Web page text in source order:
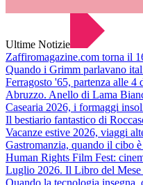
Ultime Notizie
Zaffiromagazine.com torna il
Quando i Grimm parlavano
Ferragosto '65, partenza alle 4
Abruzzo. Anello di Lama
Casearia 2026, i formaggi
Il bestiario fantastico di
Vacanze estive 2026, viaggi
Gastromanzia, quando il cibo
Human Rights Film Fest:
Luglio 2026. Il Libro del Mese
Quando la tecnologia insegna,